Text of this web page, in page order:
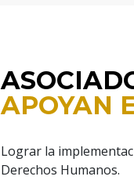
APOYAN
Lograr la
Derechos Humanos.